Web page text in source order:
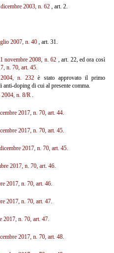
2003, n. 62, art. 2.
2007, n. 40, art. 31.
novembre 2008, n. 62 , art. 22, ed ora così
n. 70, art. 45.
n. 232 è stato approvato il primo
doping di cui al presente comma.
2004, n. 8/R.
2017, n. 70, art. 44.
2017, n. 70, art. 45.
2017, n. 70, art. 45.
2017, n. 70, art. 46.
2017, n. 70, art. 46.
2017, n. 70, art. 47.
2017, n. 70, art. 47.
2017, n. 70, art. 48.